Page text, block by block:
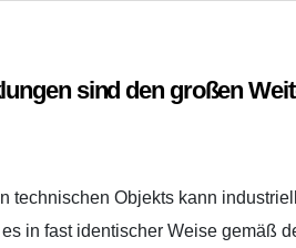
sind den großen
technischen Objekts kann
in fast identischer Weise gemäß